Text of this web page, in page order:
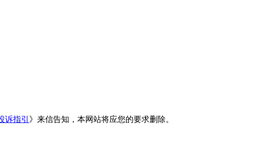
诉指引 》来信告知，本网站将应您的要求删除。